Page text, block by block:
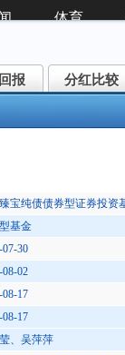
报
报 分红比较
分红比较
宝纯债债券型证券投资
基金
07-30
08-02
08-17
08-17
、吴萍萍